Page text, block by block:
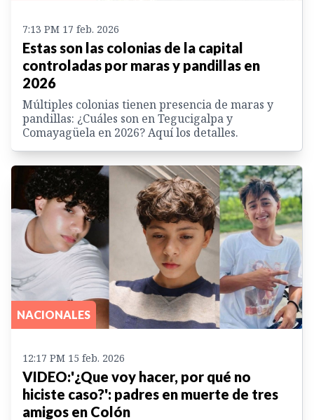
7:13 PM 17 feb. 2026
Estas son las colonias de la capital
controladas por maras y pandillas en
2026
Múltiples colonias tienen presencia de maras y
pandillas: ¿Cuáles son en Tegucigalpa y
Comayagüela en 2026? Aquí los detalles.
NACIONALES
12:17 PM 15 feb. 2026
VIDEO:'¿Que voy hacer, por qué no
hiciste caso?': padres en muerte de tres
amigos en Colón